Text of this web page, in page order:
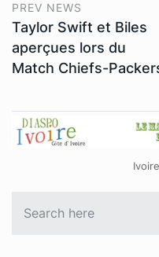
PREV NEWS
Taylor Swift et Biles
aperçues lors du
Match Chiefs-